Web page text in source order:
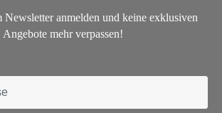
Newsletter anmelden und keine exklusiven
Angebote mehr verpassen!